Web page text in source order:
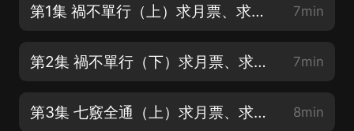
第1集 禍不單行（上）求月票、求評論、求點讚 7min
第2集 禍不單行（下）求月票、求評論、求點讚 7min
第3集 七竅全通（上）求月票、求評論、求點讚 8min